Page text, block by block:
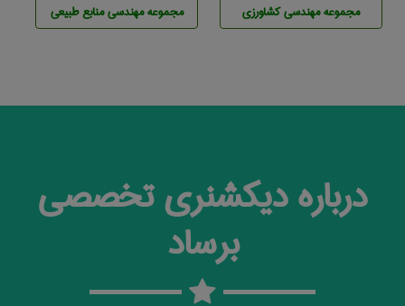
مجموعه مهندسی كشاورزی مجموعه مهندسی منابع طبيعی
درباره دیکشنری تخصصی
برساد